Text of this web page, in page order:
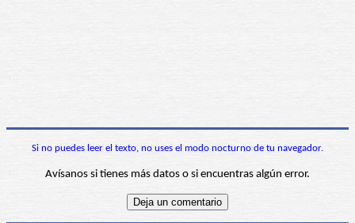
Si no puedes leer el texto, no uses el modo nocturno de tu navegador.
Avísanos si tienes más datos o si encuentras algún error.